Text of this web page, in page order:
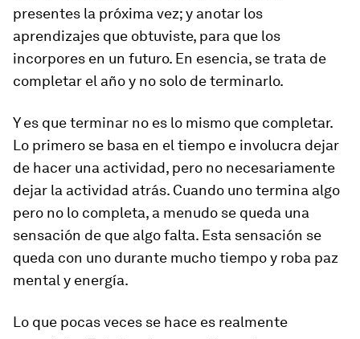
presentes la próxima vez; y anotar los
aprendizajes que obtuviste, para que los
incorpores en un futuro. En esencia, se trata de
completar el año y no solo de terminarlo.
Y es que terminar no es lo mismo que completar.
Lo primero se basa en el tiempo e involucra dejar
de hacer una actividad, pero no necesariamente
dejar la actividad atrás. Cuando uno termina algo
pero no lo completa, a menudo se queda una
sensación de que algo falta. Esta sensación se
queda con uno durante mucho tiempo y roba paz
mental y energía.
Lo que pocas veces se hace es realmente